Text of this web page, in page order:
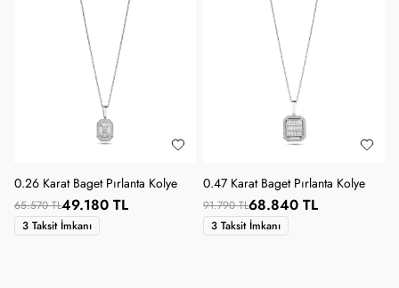
0.26 Karat Baget Pırlanta Kolye
65.570 TL49.180 TL
3 Taksit İmkanı
0.47 Karat Baget Pırlanta Kolye
91.790 TL68.840 TL
3 Taksit İmkanı